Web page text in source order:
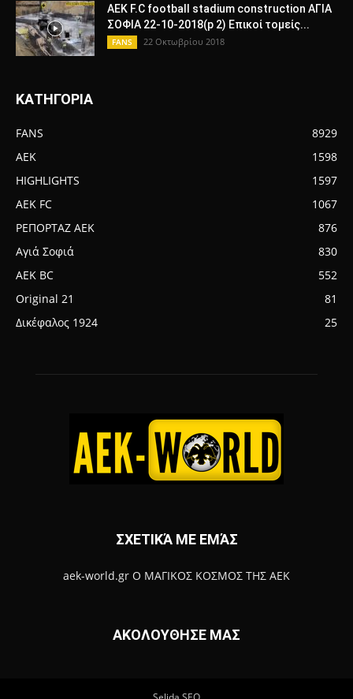
AEK F.C football stadium construction ΑΓΙΑ
ΣΟΦΙΑ 22-10-2018(p 2) Επικοί τομείς...
FANS 22 Οκτωβρίου 2018
ΚΑΤΗΓΟΡΙΑ
FANS
8929
AEK
1598
HIGHLIGHTS
1597
AEK FC
1067
ΡΕΠΟΡΤΑΖ ΑΕΚ
876
Αγιά Σοφιά
830
AEK BC
552
Original 21
81
Δικέφαλος 1924
25
ΣΧΕΤΙΚΆ ΜΕ ΕΜΆΣ
aek-world.gr Ο ΜΑΓΙΚΟΣ ΚΟΣΜΟΣ ΤΗΣ ΑΕΚ
ΑΚΟΛΟΥΘΗΣΕ ΜΑΣ